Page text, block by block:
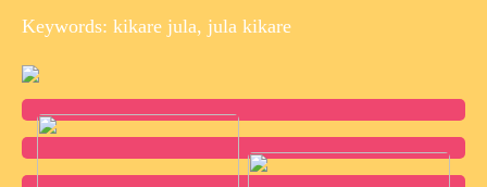
Keywords: kikare jula, jula kikare